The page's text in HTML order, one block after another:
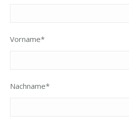
Vorname*
Nachname*